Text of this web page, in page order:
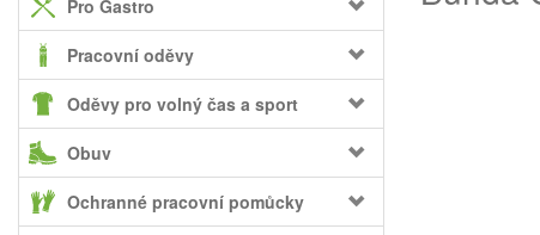
Pro Gastro
Pracovní oděvy
Oděvy pro volný čas a sport
Obuv
Ochranné pracovní pomůcky